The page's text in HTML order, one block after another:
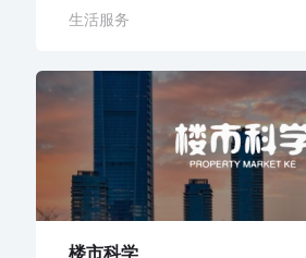
生活服务
楼市科学